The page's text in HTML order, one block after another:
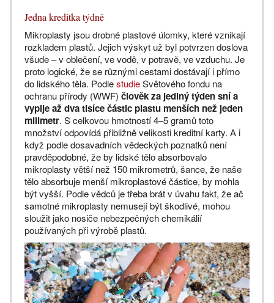
Jedna kreditka týdně
Mikroplasty jsou drobné plastové úlomky, které vznikají
rozkladem plastů. Jejich výskyt už byl potvrzen doslova
všude – v oblečení, ve vodě, v potravě, ve vzduchu. Je
proto logické, že se různými cestami dostávají i přímo
do lidského těla. PodlestudieSvětového fondu na
ochranu přírody (WWF) člověk za jediný týden sní a
vypije až dva tisíce částic plastu menších než jeden
milimetr. S celkovou hmotností 4–5 gramů toto
množství odpovídá přibližně velikosti kreditní karty. A i
když podle dosavadních vědeckých poznatků není
pravděpodobné, že by lidské tělo absorbovalo
mikroplasty větší než 150 mikrometrů, šance, že naše
tělo absorbuje menší mikroplastové částice, by mohla
být vyšší. Podle vědců je třeba brát v úvahu fakt, že ač
samotné mikroplasty nemusejí být škodlivé, mohou
sloužit jako nosiče nebezpečných chemikálií
používaných při výrobě plastů.